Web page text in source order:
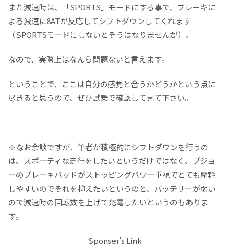
また減速時は、「SPORTS」モードにする事で、ブレーキに
よる減速に8ATが反応してシフトダウンしてくれます
（SPORTSモードにしないとそうはなりませんが）。
なので、実際上はなんら問題ないと言えます。
ということで、ここは自分の感覚と合うかどうかという点に
尽きると思うので、ぜひ試乗で確認して見て下さい。
※なお余談ですが、筆者が積極的にシフトダウンを行うの
は、スポーティな走行をしたいというだけではなく、プジョ
ーのプレーキパッドがストッピングパワー重視でとても摩耗
しやすいのでそれを抑えたいというのと、バッテリーが弱い
ので減速時の回転数を上げて充電したいというのもありま
す。
Sponser’s Link